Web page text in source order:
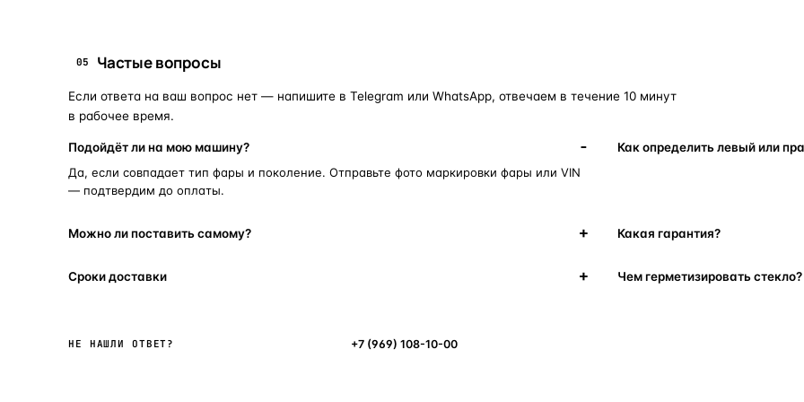
05 Частые вопросы
Если ответа на ваш вопрос нет — напишите в Telegram или WhatsApp, отвечаем в течение 10 минут
в рабочее время.
Подойдёт ли на мою машину?
Да, если совпадает тип фары и поколение. Отправьте фото маркировки фары или VIN
— подтвердим до оплаты.
Как определить левый или
Можно ли поставить самому? Какая гарантия?
Сроки доставки Чем герметизировать стекло?
НЕ НАШЛИ ОТВЕТ? +7 (969) 108-10-00